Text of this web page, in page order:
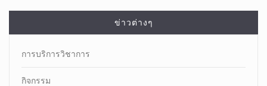
ข่าวต่างๆ
การบริการวิชาการ
กิจกรรม